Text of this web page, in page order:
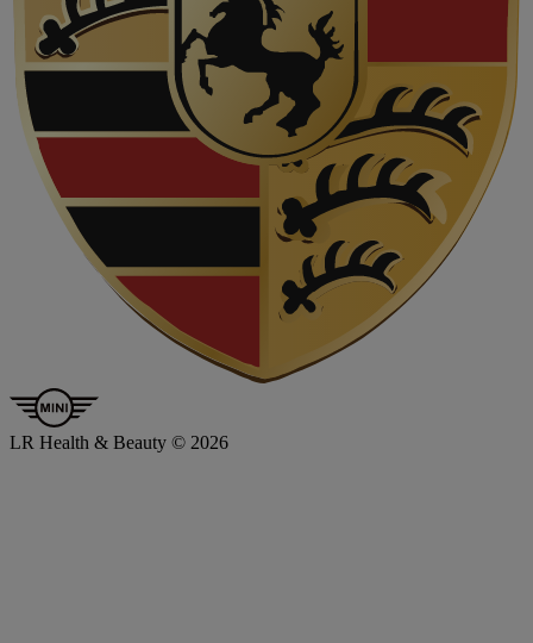
LR Health & Beauty © 2026